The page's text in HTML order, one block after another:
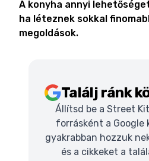
A konyha annyi
ha léteznek sokkal
megoldások.
Találj ránk
Állítsd be a Street
forrásként a Google
gyakrabban hozzuk
és a cikkeket a